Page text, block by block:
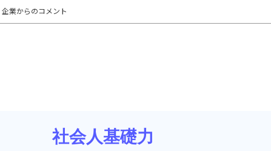
企業からのコメント
社会人基礎力